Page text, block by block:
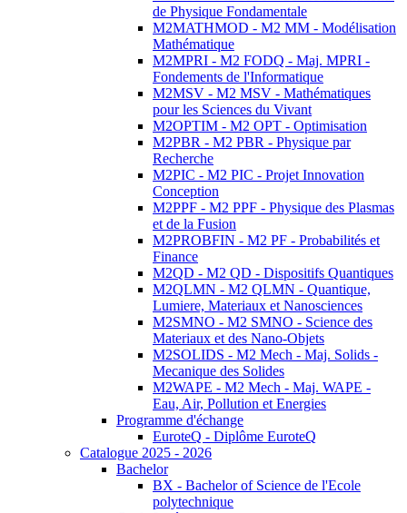
de Physique Fondamentale
M2MATHMOD - M2 MM - Modélisation
Mathématique
M2MPRI - M2 FODQ - Maj. MPRI -
Fondements de l'Informatique
M2MSV - M2 MSV - Mathématiques
pour les Sciences du Vivant
M2OPTIM - M2 OPT - Optimisation
M2PBR - M2 PBR - Physique par
Recherche
M2PIC - M2 PIC - Projet Innovation
Conception
M2PPF - M2 PPF - Physique des Plasmas
et de la Fusion
M2PROBFIN - M2 PF - Probabilités et
Finance
M2QD - M2 QD - Dispositifs Quantiques
M2QLMN - M2 QLMN - Quantique,
Lumiere, Materiaux et Nanosciences
M2SMNO - M2 SMNO - Science des
Materiaux et des Nano-Objets
M2SOLIDS - M2 Mech - Maj. Solids -
Mecanique des Solides
M2WAPE - M2 Mech - Maj. WAPE -
Eau, Air, Pollution et Energies
Programme d'échange
EuroteQ - Diplôme EuroteQ
Catalogue 2025 - 2026
Bachelor
BX - Bachelor of Science de l'Ecole
polytechnique